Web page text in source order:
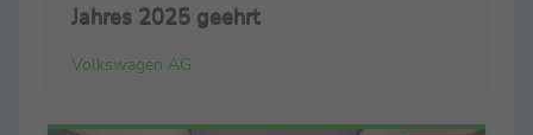
Jahres 2025 geehrt
Volkswagen AG